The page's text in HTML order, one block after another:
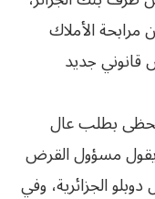
الأملاك
جديد
بطلب عال
مسؤول القرض
الجزائرية، وفي